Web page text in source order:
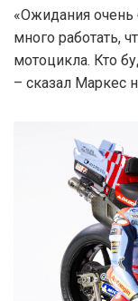
«Ожидания очень
много работать,
мотоцикла. Кто
– сказал Маркес